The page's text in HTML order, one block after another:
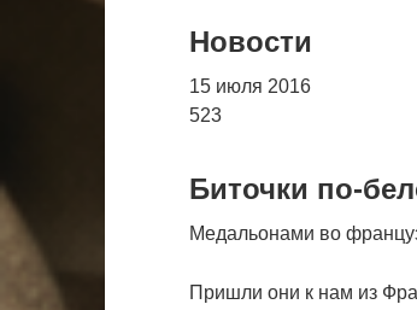
Новости
15 июля 2016
523
Биточки по-
Медальонами во
Пришли они к нам из